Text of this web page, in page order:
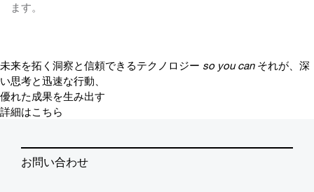
ます。
未来を拓く洞察と信頼できるテクノロジー so you can それが、深
い思考と迅速な行動、
優れた成果を生み出す
詳細はこちら
お問い合わせ